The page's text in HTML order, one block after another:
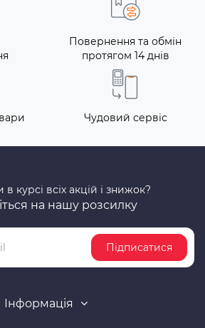
Повернення та обмін
протягом 14 днів
Чудовий сервіс
в курсі всіх акцій і знижок?
на нашу розсилку
Підписатися
Інформація